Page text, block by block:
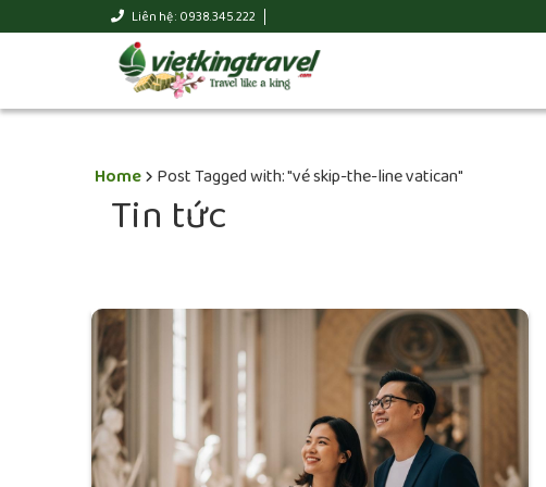
Liên hệ : 0938.345.222
Home Post Tagged with: "vé skip-the-line vatican"
Tin tức